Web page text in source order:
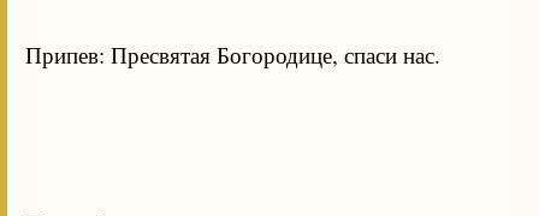
Припев: Пресвятая Богородице, спаси нас.